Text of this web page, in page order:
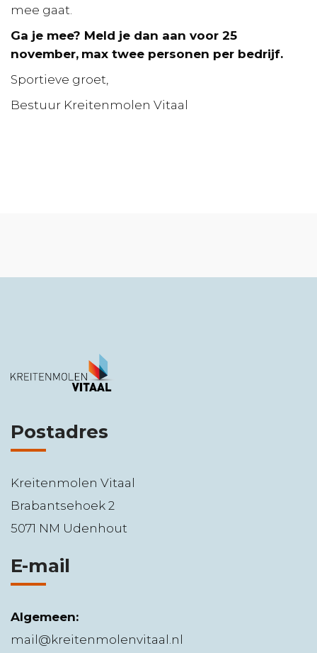
mee gaat.
Ga je mee? Meld je dan aan voor 25
november, max twee personen per bedrijf.
Sportieve groet,
Bestuur Kreitenmolen Vitaal
Postadres
Kreitenmolen Vitaal
Brabantsehoek 2
5071 NM Udenhout
E-mail
Algemeen:
mail@kreitenmolenvitaal.nl